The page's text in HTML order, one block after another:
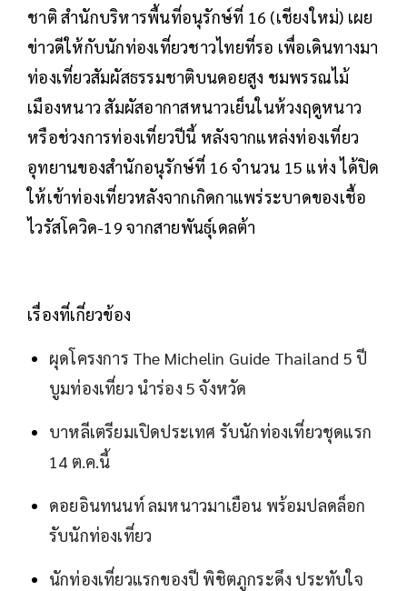
ชาติ สำนักบริหารพื้นที่อนุรักษ์ที่ 16 (เชียงใหม่) เผย
ข่าวดีให้กับนักท่องเที่ยวชาวไทยที่รอ เพื่อเดินทางมา
ท่องเที่ยวสัมผัสธรรมชาติบนดอยสูง ชมพรรณไม้
เมืองหนาว สัมผัสอากาสหนาวเย็นในห้วงฤดูหนาว
หรือช่วงการท่องเที่ยวปีนี้ หลังจากแหล่งท่องเที่ยว
อุทยานของสำนักอนุรักษ์ที่ 16 จำนวน 15 แห่ง ได้ปิด
ให้เข้าท่องเที่ยวหลังจากเกิดกาแพร่ระบาดของเชื้อ
ไวรัสโควิด-19 จากสายพันธุ์เดลต้า
เรื่องที่เกี่ยวข้อง
ผุดโครงการ The Michelin Guide Thailand 5 ปี
บูมท่องเที่ยว นำร่อง 5 จังหวัด
บาหลีเตรียมเปิดประเทศ รับนักท่องเที่ยวชุดแรก
14 ต.ค.นี้
ดอยอินทนนท์ ลมหนาวมาเยือน พร้อมปลดล็อก
รับนักท่องเที่ยว
นักท่องเที่ยวแรกของปี พิชิตภูกระดึง ประทับใจ